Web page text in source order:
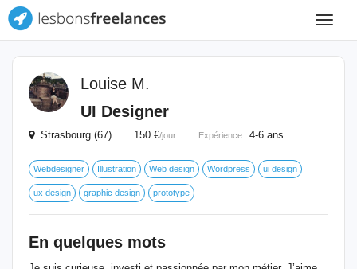
Toggle
Louise M.
UI Designer
Strasbourg (67) 150 €/jour Expérience : 4-6 ans
Webdesigner Illustration Web design Wordpress ui design
ux design graphic design prototype
En quelques mots